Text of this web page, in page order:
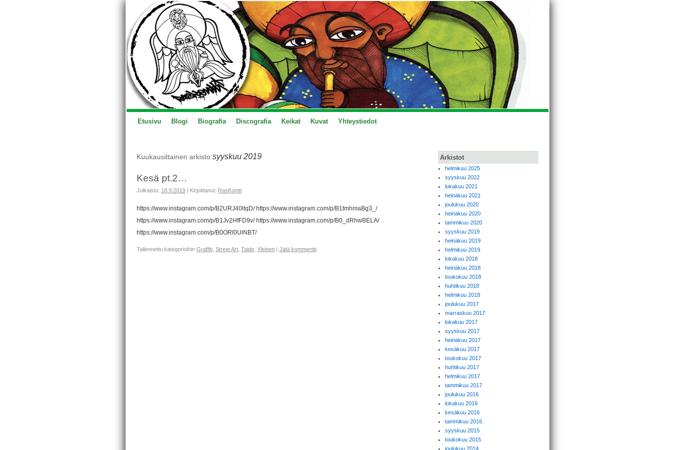
Etusivu Blogi Biografia Discografia Keikat Kuvat Yhteystiedot
Kuukausittainen arkisto:syyskuu 2019
Kesä pt.2…
Julkaistu: 18.9.2019 | Kirjoittanut: RasKontti
https://www.instagram.com/p/B2URJ40ltqD/ https://www.instagram.com/p/B1tmhmaBg3_/
https://www.instagram.com/p/B1Jv2HfFD9v/ https://www.instagram.com/p/B0_dRhwBELA/
https://www.instagram.com/p/B0ORl0UlNBT/
Tallennettu kategorioihin Graffiti Street Art Taide Yleinen | Jätä kommentti
Arkistot
helmikuu 2025
syyskuu 2022
lokakuu 2021
heinäkuu 2021
joulukuu 2020
heinäkuu 2020
tammikuu 2020
syyskuu 2019
heinäkuu 2019
helmikuu 2019
lokakuu 2018
heinäkuu 2018
toukokuu 2018
huhtikuu 2018
helmikuu 2018
joulukuu 2017
marraskuu 2017
lokakuu 2017
syyskuu 2017
heinäkuu 2017
kesäkuu 2017
toukokuu 2017
huhtikuu 2017
helmikuu 2017
tammikuu 2017
joulukuu 2016
lokakuu 2016
kesäkuu 2016
tammikuu 2016
syyskuu 2015
toukokuu 2015
joulukuu 2014